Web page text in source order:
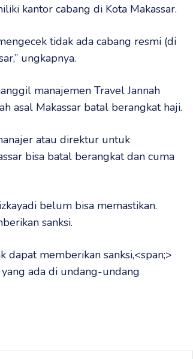
kantor cabang di Kota Makassar.
tidak ada cabang resmi (di
ungkapnya.
manajemen Travel Jannah
asal Makassar batal berangkat haji.
atau direktur untuk
bisa batal berangkat dan cuma
belum bisa memastikan.
sanksi.
dapat memberikan sanksi,<span;>
ada di undang-undang